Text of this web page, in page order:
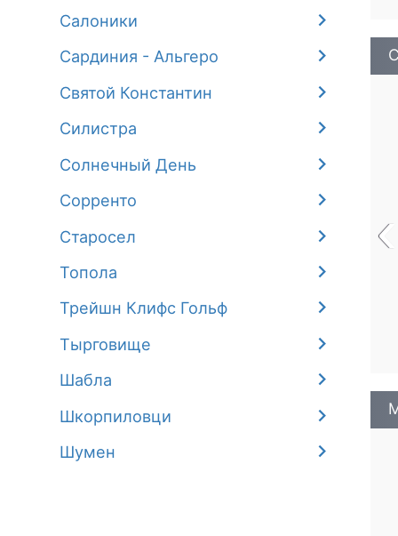
Салоники
Сардиния - Альгеро
Святой Константин
Силистра
Солнечный День
Сорренто
Старосел
Топола
Трейшн Клифс Гольф
Тырговище
Шабла
Шкорпиловци
Шумен
‹